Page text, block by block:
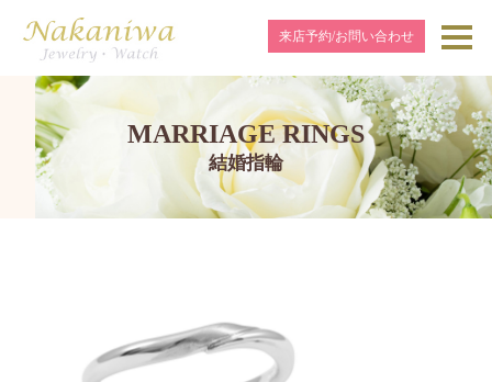
来店予約/お問い合わせ
MARRIAGE RINGS
結婚指輪